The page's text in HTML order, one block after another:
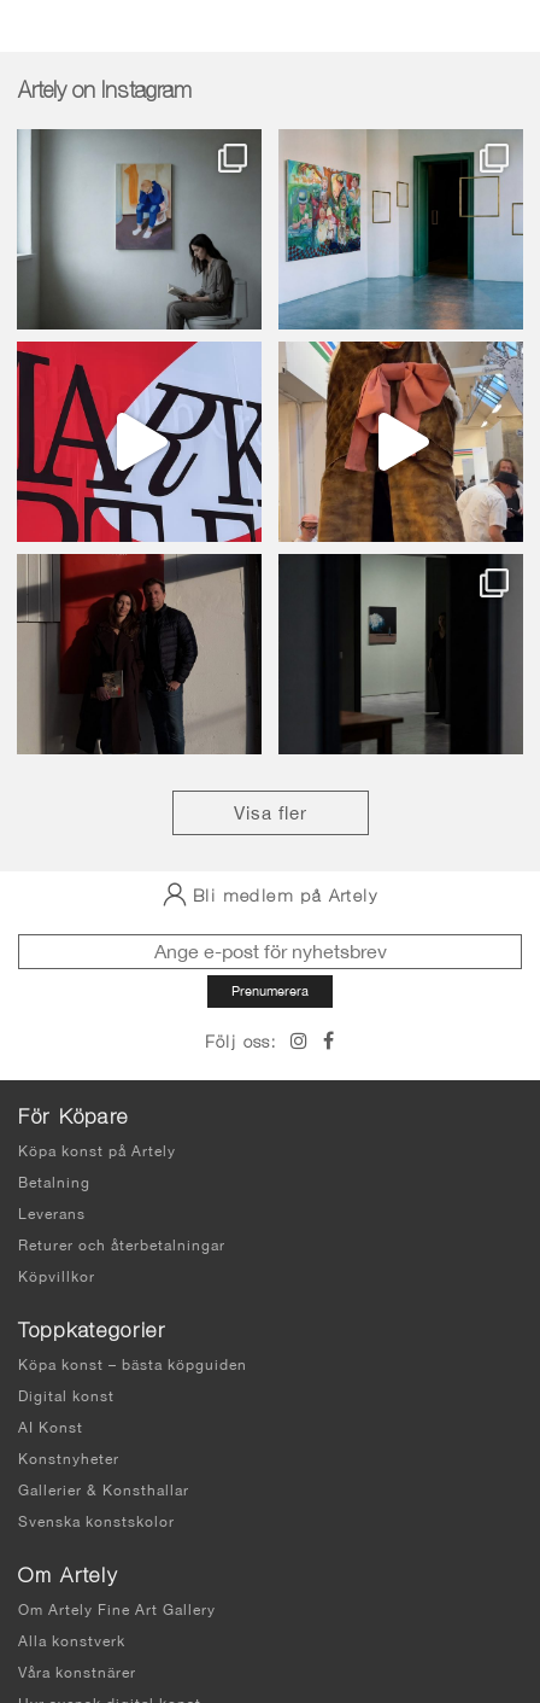
Artely on Instagram
Visa fler
Bli medlem på Artely
Följ oss:
För Köpare
Köpa konst på Artely
Betalning
Leverans
Returer och återbetalningar
Köpvillkor
Toppkategorier
Köpa konst – bästa köpguiden
Digital konst
AI Konst
Konstnyheter
Gallerier & Konsthallar
Svenska konstskolor
Om Artely
Om Artely Fine Art Gallery
Alla konstverk
Våra konstnärer